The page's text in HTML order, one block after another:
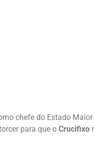
chefe do Estado
para que o Crucifixo